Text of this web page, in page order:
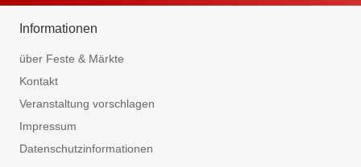
Informationen
über Feste & Märkte
Kontakt
Veranstaltung vorschlagen
Impressum
Datenschutzinformationen